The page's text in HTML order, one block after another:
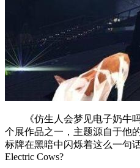
《仿生人会梦见电子奶牛吗
个展作品之一，主题源自于他
标牌在黑暗中闪烁着这么一句
Electric Cows?